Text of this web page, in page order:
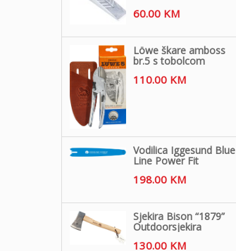
60.00 KM
Löwe škare amboss
br.5 s tobolcom
110.00 KM
Vodilica Iggesund Blue
Line Power Fit
198.00 KM
Sjekira Bison “1879”
Outdoorsjekira
130.00 KM